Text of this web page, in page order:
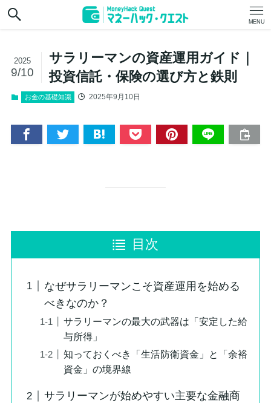
MENU
サラリーマンの資産運用ガイド｜
投資信託・保険の選び方と鉄則
2025
9/10
お金の基礎知識 2025年9月10日
目次
なぜサラリーマンこそ資産運用を始める
べきなのか？
サラリーマンの最大の武器は「安定した給
与所得」
知っておくべき「生活防衛資金」と「余裕
資金」の境界線
サラリーマンが始めやすい主要な金融商